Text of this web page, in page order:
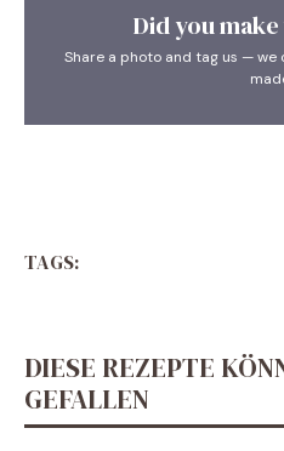
Did you
Share a photo and tag us — we
TAGS:
DIESE REZEPTE
GEFALLEN